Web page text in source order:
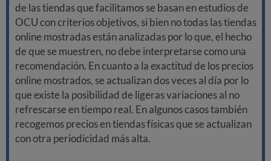
de las tiendas que facilitamos se basan en estudios de
OCU con criterios objetivos, si bien no todas las tiendas
online mostradas están analizadas por lo que, el hecho
de que se muestren, no debe interpretarse como una
recomendación. En cuanto a la exactitud de los precios
online mostrados, se actualizan dos veces al día por lo
que existe la posibilidad de ligeras variaciones al no
refrescarse en tiempo real. En algunos casos también
recogemos precios en tiendas físicas que se actualizan
con otra periodicidad más alta.